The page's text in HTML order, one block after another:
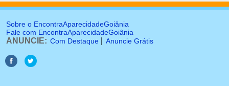
Sobre o EncontraAparecidadeGoiânia
Fale com EncontraAparecidadeGoiânia
ANUNCIE: Com Destaque Anuncie Grátis